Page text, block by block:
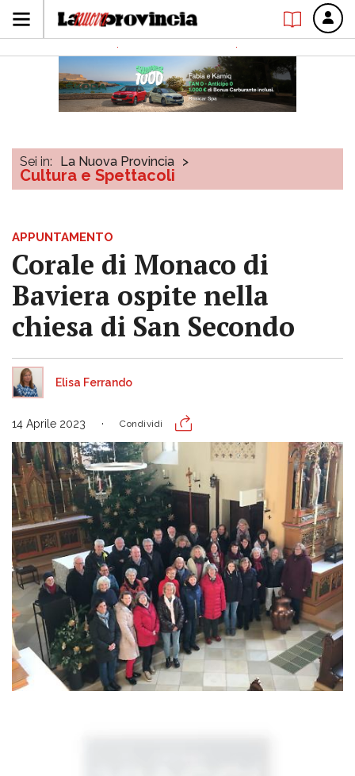
Sei in: La Nuova Provincia >
Cultura e Spettacoli
APPUNTAMENTO
Corale di Monaco di
Baviera ospite nella
chiesa di San Secondo
Elisa Ferrando
14 Aprile 2023 Condividi